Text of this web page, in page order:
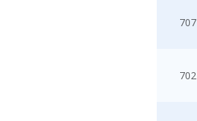
707
702